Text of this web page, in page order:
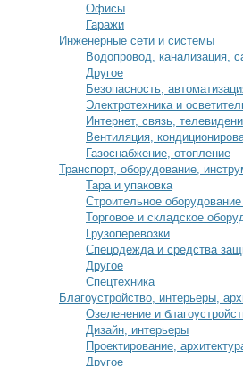
Офисы
Гаражи
Инженерные сети и системы
Водопровод, канализация,
Другое
Безопасность,
Электротехника и
Интернет, связь,
Вентиляция,
Газоснабжение, отопление
Транспорт, оборудование,
Тара и упаковка
Строительное
Торговое и складское
Грузоперевозки
Спецодежда и средства
Другое
Спецтехника
Благоустройство, интерьеры,
Озеленение и
Дизайн, интерьеры
Проектирование,
Другое